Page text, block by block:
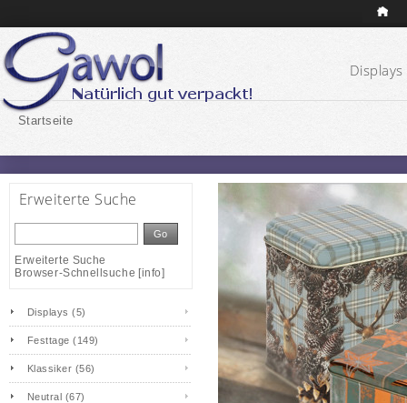
Displays
Startseite
Erweiterte Suche
Go
Erweiterte Suche
Browser-Schnellsuche [info]
Displays (5)
Festtage (149)
Klassiker (56)
Neutral (67)